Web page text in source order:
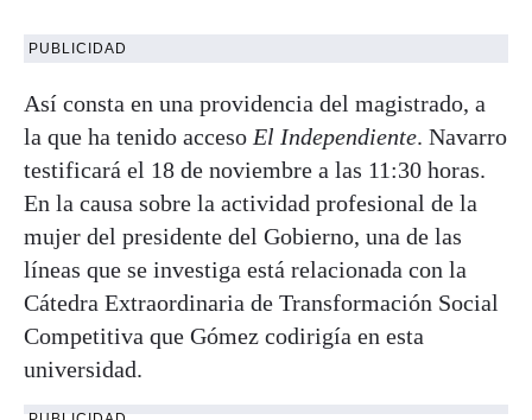
PUBLICIDAD
Así consta en una providencia del magistrado, a
la que ha tenido acceso El Independiente. Navarro
testificará el 18 de noviembre a las 11:30 horas.
En la causa sobre la actividad profesional de la
mujer del presidente del Gobierno, una de las
líneas que se investiga está relacionada con la
Cátedra Extraordinaria de Transformación Social
Competitiva que Gómez codirigía en esta
universidad.